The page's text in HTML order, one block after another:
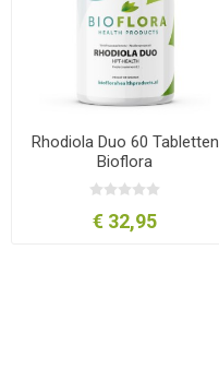
Rhodiola Duo 60 Tabletten
Bioflora
€ 32,95